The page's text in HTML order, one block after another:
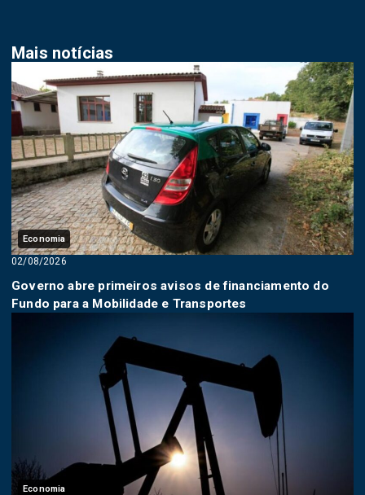
Mais notícias
Economia
02/08/2026
Governo abre primeiros avisos de financiamento do
Fundo para a Mobilidade e Transportes
Economia